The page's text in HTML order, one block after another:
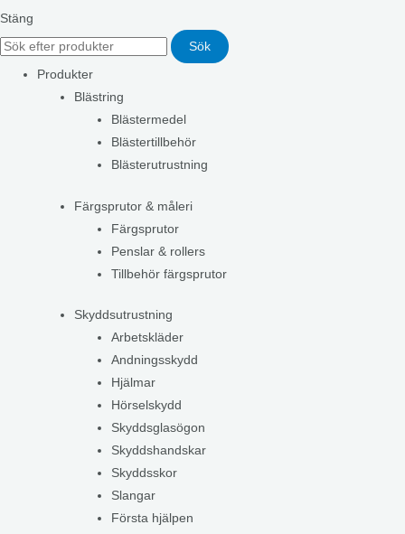
Stäng
Sök
Produkter
Blästring
Blästermedel
Blästertillbehör
Blästerutrustning
Färgsprutor & måleri
Färgsprutor
Penslar & rollers
Tillbehör färgsprutor
Skyddsutrustning
Arbetskläder
Andningsskydd
Hjälmar
Hörselskydd
Skyddsglasögon
Skyddshandskar
Skyddsskor
Slangar
Första hjälpen